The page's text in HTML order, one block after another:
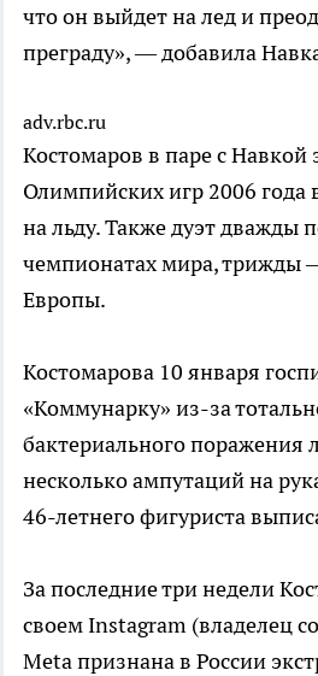
что он выйдет на лед и
преграду», — добавила
adv.rbc.ru
Костомаров в паре с Навкой
Олимпийских игр 2006 года
на льду. Также дуэт дважды
чемпионатах мира, трижды
Европы.
Костомарова 10 января
«Коммунарку» из-за
бактериального поражения
несколько ампутаций на
46-летнего фигуриста
За последние три недели
своем Instagram (владелец
Metа признана в России